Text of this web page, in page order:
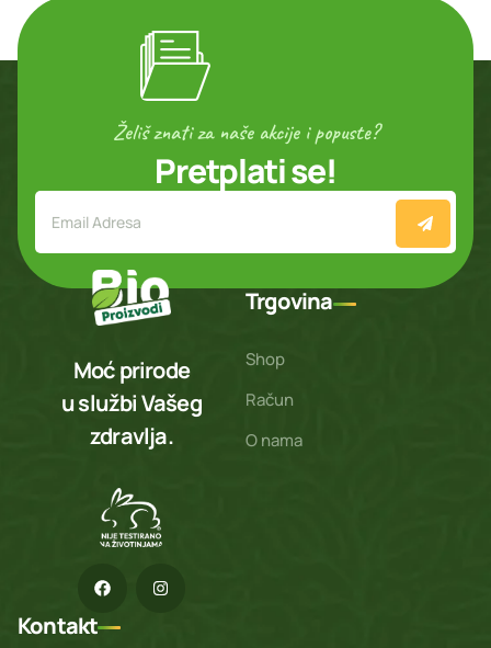
Želiš znati za naše akcije i popuste?
Pretplati se!
Moć prirode
u službi Vašeg
zdravlja.
Trgovina
Shop
Račun
O nama
Kontakt